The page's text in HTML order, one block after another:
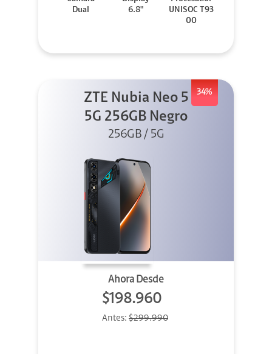
Dual
6.8"
UNISOC T93
00
34%
ZTE Nubia Neo 5
5G 256GB Negro
256GB / 5G
Ahora Desde
$198.960
Antes: $299.990